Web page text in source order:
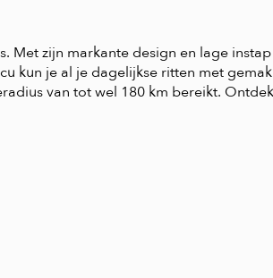
Met zijn markante design en lage
kun je al je dagelijkse ritten met
van tot wel 180 km bereikt.